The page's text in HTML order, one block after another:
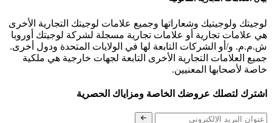
لوجيتك ولوجيتيك وشعاراتها وجميع علامات لوجيتك التجارية الأخرى
هي علامات تجارية أو علامات تجارية مسجلة لشركة لوجيتك أوروبا
ش.م.م. و/أو الشركات التابعة لها في الولايات المتحدة ودول أخرى.
جميع العلامات التجارية الأخرى التابعة لجهات خارجية هي ملكية
خاصة لأصحابها المعنيين.
اشترك لتصلك عروضك الخاصة ومزاياك الحصرية